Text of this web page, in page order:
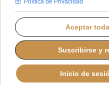
MIÉRCOLES, 08 JULIO 2026